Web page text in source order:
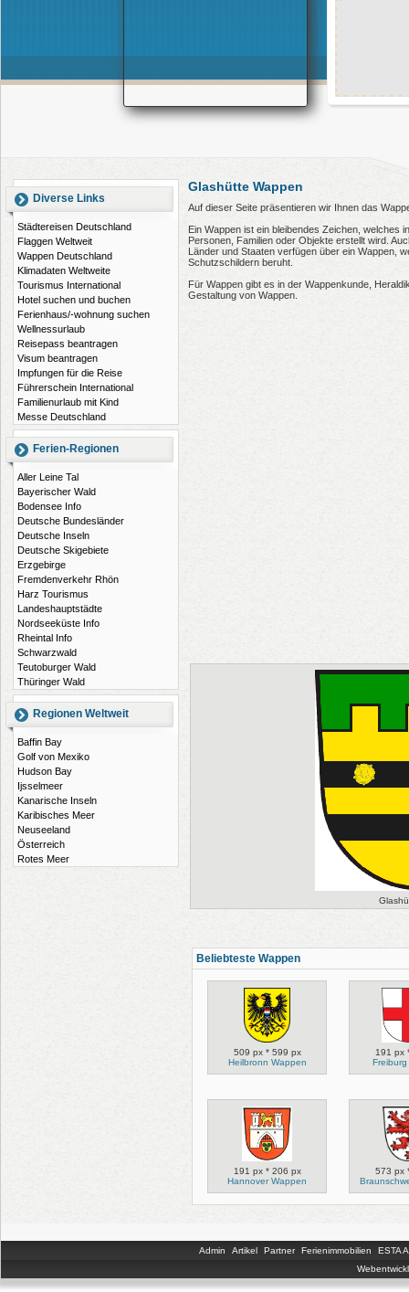
Diverse Links
Städtereisen Deutschland
Flaggen Weltweit
Wappen Deutschland
Klimadaten Weltweite
Tourismus International
Hotel suchen und buchen
Ferienhaus/-wohnung suchen
Wellnessurlaub
Reisepass beantragen
Visum beantragen
Impfungen für die Reise
Führerschein International
Familienurlaub mit Kind
Messe Deutschland
Ferien-Regionen
Aller Leine Tal
Bayerischer Wald
Bodensee Info
Deutsche Bundesländer
Deutsche Inseln
Deutsche Skigebiete
Erzgebirge
Fremdenverkehr Rhön
Harz Tourismus
Landeshauptstädte
Nordseeküste Info
Rheintal Info
Schwarzwald
Teutoburger Wald
Thüringer Wald
Regionen Weltweit
Baffin Bay
Golf von Mexiko
Hudson Bay
Ijsselmeer
Kanarische Inseln
Karibisches Meer
Neuseeland
Österreich
Rotes Meer
Glashütte Wappen
Auf dieser Seite präsentieren wir Ihnen das
Ein Wappen ist ein bleibendes Zeichen, welches
Personen, Familien oder Objekte erstellt wird.
Länder und Staaten verfügen über ein Wappen,
Schutzschildern beruht.
Für Wappen gibt es in der Wappenkunde,
Gestaltung von Wappen.
Beliebteste Wappen
509 px * 599 px
Heilbronn Wappen
191 px
191 px * 206 px
Hannover Wappen
573 px
Admin Artikel Partner Ferienimmobilien
ESTA